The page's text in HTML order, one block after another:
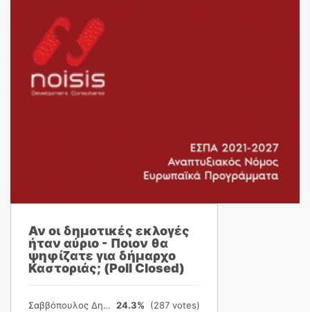
Αν οι δημοτικές εκλογές
ήταν αύριο - Ποιον θα
ψηφίζατε για δήμαρχο
Καστοριάς; (Poll Closed)
Σαββόπουλος Δημήτρης 24.3% (287 votes)